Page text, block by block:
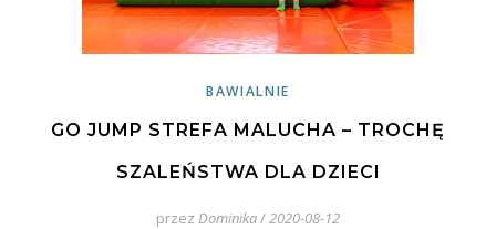
BAWIALNIE
GO JUMP STREFA MALUCHA – TROCHĘ
SZALEŃSTWA DLA DZIECI
przez Dominika/2020-08-12